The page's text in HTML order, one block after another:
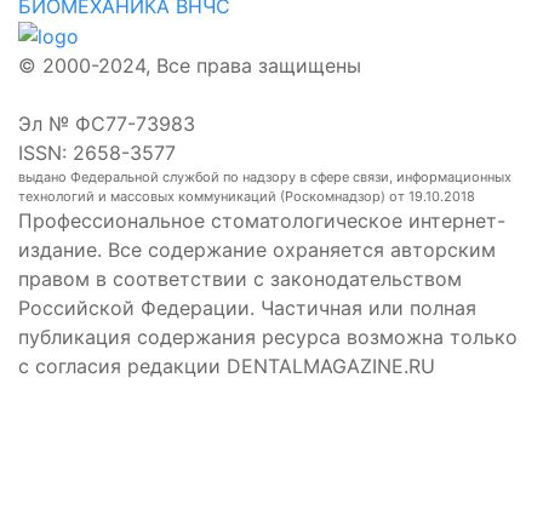
БИОМЕХАНИКА ВНЧС
© 2000-2024, Все права защищены
Эл № ФС77-73983
ISSN: 2658-3577
выдано Федеральной службой по надзору в сфере связи, информационных
технологий и массовых коммуникаций (Роскомнадзор) от 19.10.2018
Профессиональное стоматологическое интернет-
издание. Все содержание охраняется авторским
правом в соответствии с законодательством
Российской Федерации. Частичная или полная
публикация содержания ресурса возможна только
с согласия редакции DENTALMAGAZINE.RU